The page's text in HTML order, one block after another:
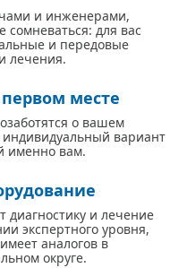
и инженерами,
для вас
и передовые
лечения.
месте
о вашем
вариант
именно вам.
и лечение
экспертного уровня,
аналогов в
округе.